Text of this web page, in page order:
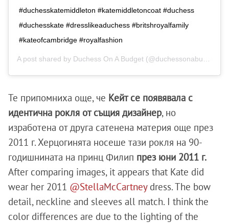
#duchesskatemiddleton #katemiddletoncoat #duchess
#duchesskate #dresslikeaduchess #britshroyalfamily
#kateofcambridge #royalfashion
A post shared by Duchess On A Budget (@duchessonabudget19) on
Те припомниха още, че Кейт се появявала с
идентична рокля от същия дизайнер, но
изработена от друга сатенена материя още през
2011 г. Херцогинята носеше тази рокля на 90-
годишнината на принц Филип през юни 2011 г.
After comparing images, it appears that Kate did
wear her 2011 @StellaMcCartneydress. The bow
detail, neckline and sleeves all match. I think the
color differences are due to the lighting of the